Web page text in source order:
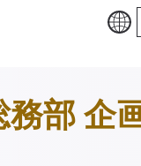
務部 企